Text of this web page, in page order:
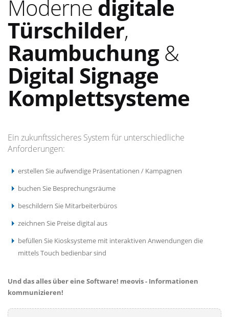
Moderne digitale
Türschilder,
Raumbuchung&
Digital Signage
Komplettsysteme
Ein zukunftssicheres System für unterschiedliche
Anforderungen:
erstellen Sie aufwendige Präsentationen / Kampagnen
buchen Sie Besprechungsräume
beschildern Sie Mitarbeiterbüros
zeichnen Sie Preise digital aus
befüllen Sie Kiosksysteme mit interaktiven Anwendungen die
mittels Touch bedienbar sind
Und das alles über eine Software! meovis - Informationen
kommunizieren!